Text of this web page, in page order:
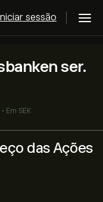
Iniciar sessão
ser.
• Em SEK
das Ações